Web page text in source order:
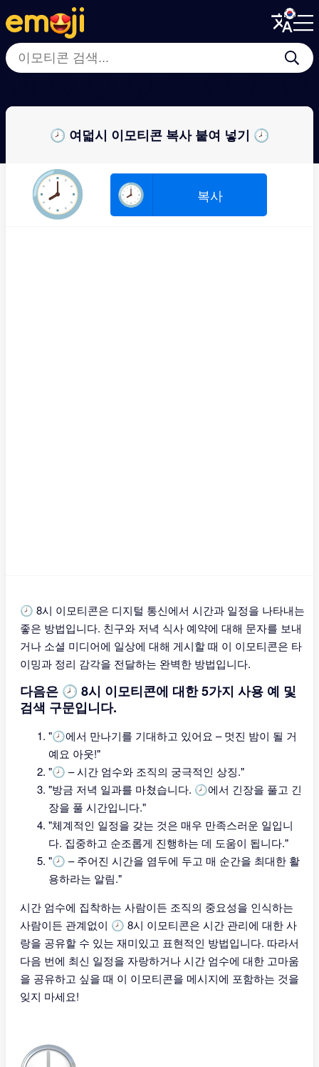
Menu
Close
Menu
Close
🕗 여덟시 이모티콘 복사 붙여 넣기 🕗
🕗 🕗 복사
🕗 8시 이모티콘은 디지털 통신에서 시간과 일정을 나타내는
좋은 방법입니다. 친구와 저녁 식사 예약에 대해 문자를 보내
거나 소셜 미디어에 일상에 대해 게시할 때 이 이모티콘은 타
이밍과 정리 감각을 전달하는 완벽한 방법입니다.
다음은 🕗 8시 이모티콘에 대한 5가지 사용 예 및
검색 구문입니다.
"🕗에서 만나기를 기대하고 있어요 – 멋진 밤이 될 거
예요 아웃!"
"🕗 – 시간 엄수와 조직의 궁극적인 상징."
"방금 저녁 일과를 마쳤습니다. 🕗에서 긴장을 풀고 긴
장을 풀 시간입니다."
"체계적인 일정을 갖는 것은 매우 만족스러운 일입니
다. 집중하고 순조롭게 진행하는 데 도움이 됩니다."
"🕗 – 주어진 시간을 염두에 두고 매 순간을 최대한 활
용하라는 알림."
시간 엄수에 집착하는 사람이든 조직의 중요성을 인식하는
사람이든 관계없이 🕗 8시 이모티콘은 시간 관리에 대한 사
랑을 공유할 수 있는 재미있고 표현적인 방법입니다. 따라서
다음 번에 최신 일정을 자랑하거나 시간 엄수에 대한 고마움
을 공유하고 싶을 때 이 이모티콘을 메시지에 포함하는 것을
잊지 마세요!